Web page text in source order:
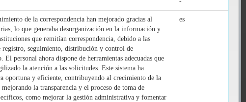
de la correspondencia han mejorado gracias al
lo que generaba desorganización en la información y
que remitían correspondencia, debido a las
registro, seguimiento, distribución y control de
personal ahora dispone de herramientas adecuadas que
la atención a las solicitudes. Este sistema ha
oportuna y eficiente, contribuyendo al crecimiento de la
la transparencia y el proceso de toma de
como mejorar la gestión administrativa y fomentar
es